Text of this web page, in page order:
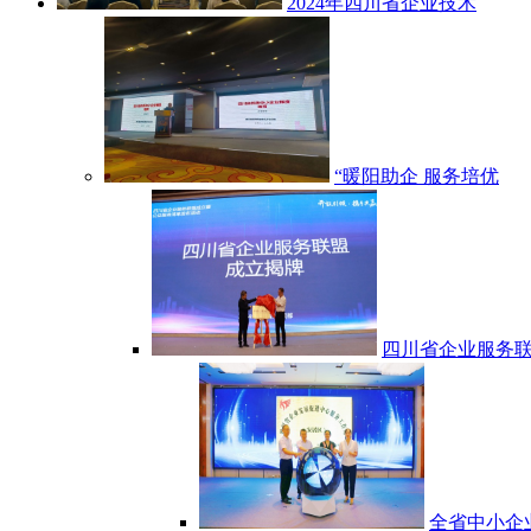
“暖阳助企 服务培优
四川省企业服务
全省中小企